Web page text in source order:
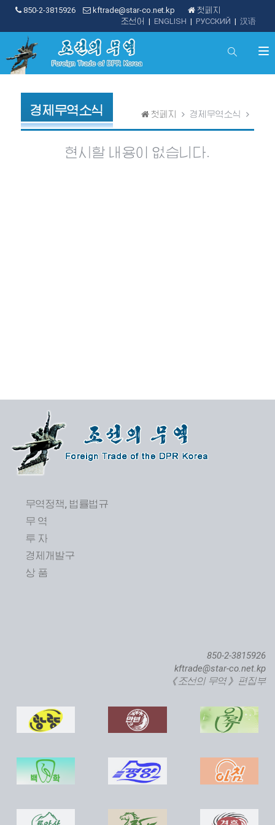
850-2-3815926 kftrade@star-co.net.kp
첫페지
| 汉语
| РУССКИЙ
| ENGLISH
조선어
경제무역소식 첫페지 경제무역소식
현시할 내용이 없습니다.
무역정책, 법률법규
무 역
투 자
경제개발구
상 품
850-2-3815926
kftrade@star-co.net.kp
《조선의 무역》 편집부